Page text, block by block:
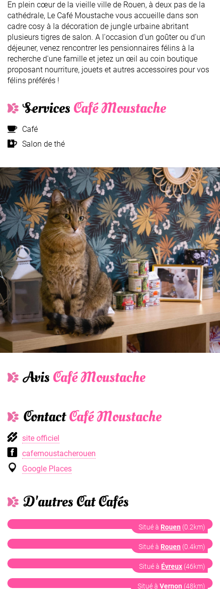
En plein cœur de la vieille ville de Rouen, à deux pas de la
cathédrale, Le Café Moustache vous accueille dans son
cadre cosy à la décoration de jungle urbaine abritant
plusieurs tigres de salon. A l'occasion d'un goûter ou d'un
déjeuner, venez rencontrer les pensionnaires félins à la
recherche d'une famille et jetez un œil au coin boutique
proposant nourriture, jouets et autres accessoires pour vos
félins préférés !
ServicesCafé Moustache
Café
Salon de thé
AvisCafé Moustache
ContactCafé Moustache
site officiel
cafemoustacherouen
Google Places
D'autres Cat Cafés
Coffee Cat
Situé à Rouen (0.2km)
Cosy Lunch
Situé à Rouen (0.4km)
Café Pattounes
Situé à Évreux (46km)
Cookie Cat Café
Situé à Vernon (48km)